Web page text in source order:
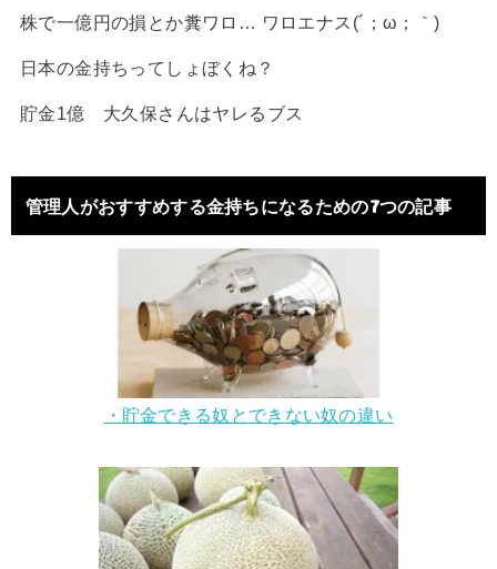
株で一億円の損とか糞ワロ… ワロエナス(´；ω；｀)
日本の金持ちってしょぼくね？
貯金1億 大久保さんはヤレるブス
管理人がおすすめする金持ちになるための7つの記事
・貯金できる奴とできない奴の違い